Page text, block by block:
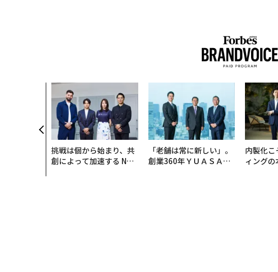
挑戦は個から始まり、共
創によって加速する NOR
「老舗は常に新しい」。
創業360年ＹＵＡＳＡと
内製化こ
ィング